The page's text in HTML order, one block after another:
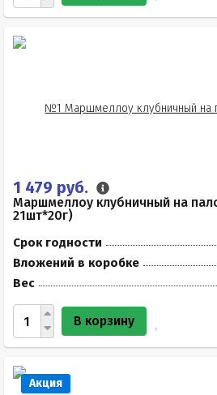
1 479 руб.
Маршмеллоу клубничный на
21шт*20г)
Срок годности
Вложений в коробке
Вес
В корзину
Акция